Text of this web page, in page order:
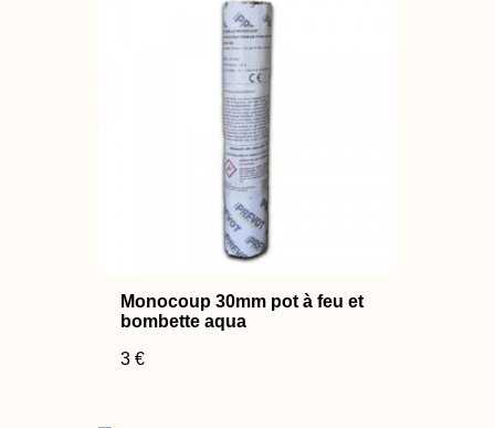
Monocoup 30mm pot à feu et
bombette aqua
3 €